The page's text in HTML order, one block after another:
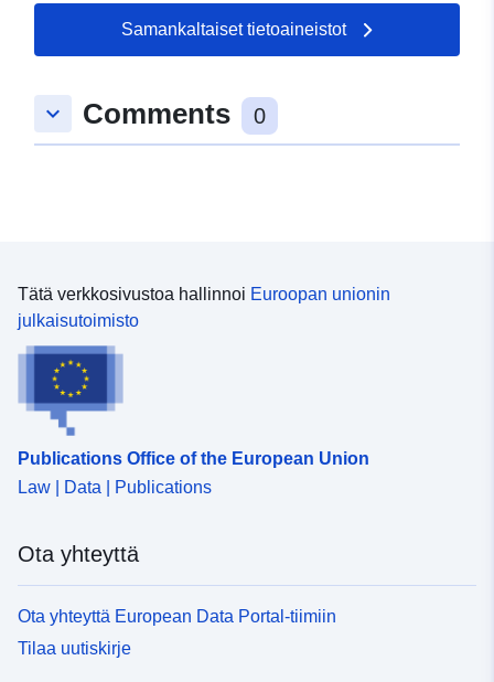
Samankaltaiset tietoaineistot
keyboard_arrow_down Comments 0
Tätä verkkosivustoa hallinnoi Euroopan unionin
julkaisutoimisto
Publications Office of the European Union
Law | Data | Publications
Ota yhteyttä
Ota yhteyttä European Data Portal-tiimiin
Tilaa uutiskirje